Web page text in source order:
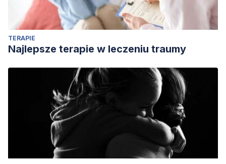
TERAPIE
Najlepsze terapie w leczeniu traumy